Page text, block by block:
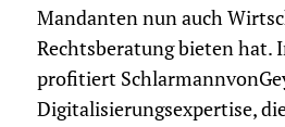
Mandanten nun auch
Rechtsberatung bieten hat.
profitiert
Digitalisierungsexpertise,